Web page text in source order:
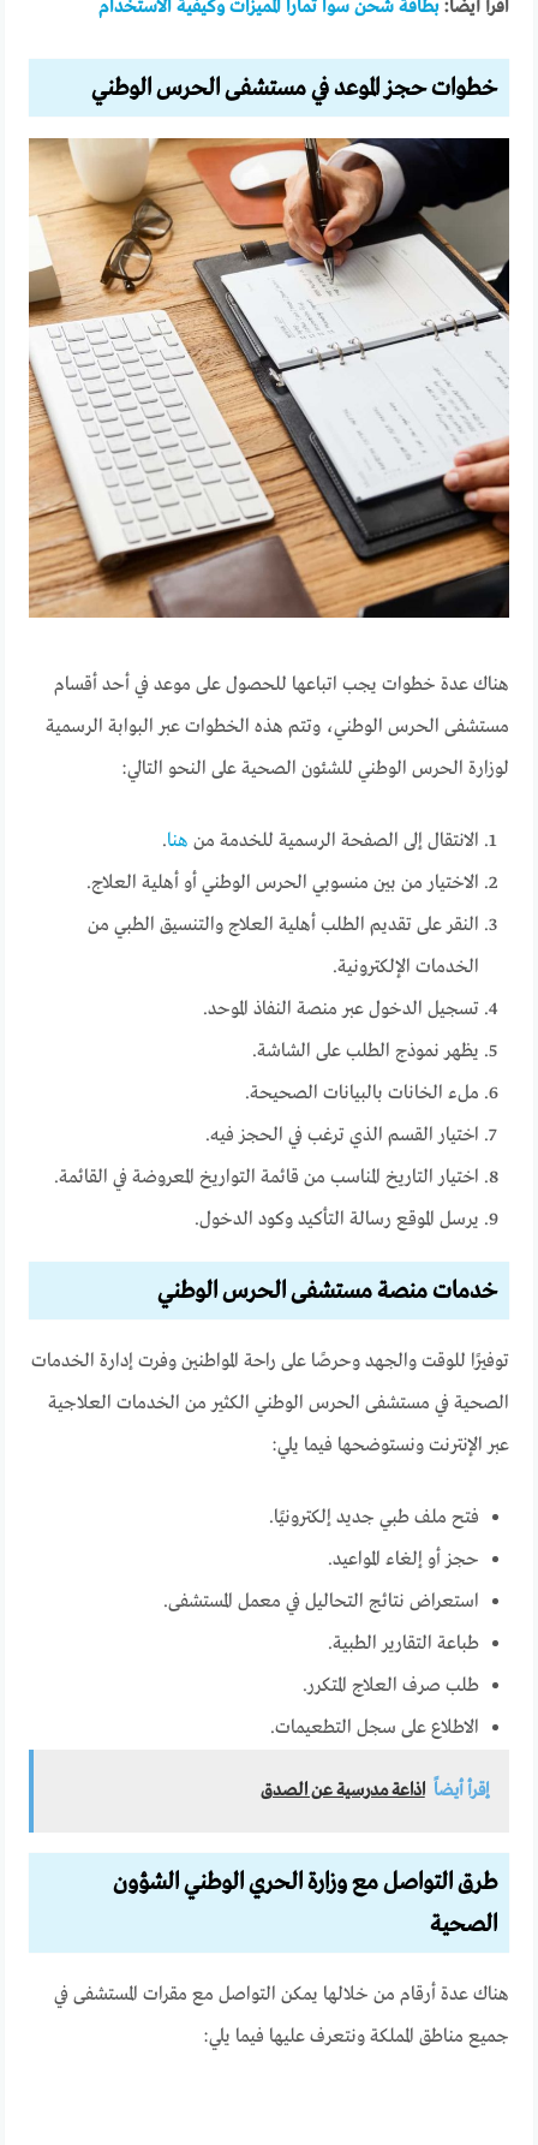
اقرأ أيضًا:بطاقة شحن سوا تمارا المميزات وكيفية الاستخدام
خطوات حجز الموعد في مستشفى الحرس الوطني
هناك عدة خطوات يجب اتباعها للحصول على موعد في أحد أقسام
مستشفى الحرس الوطني، وتتم هذه الخطوات عبر البوابة الرسمية
لوزارة الحرس الوطني للشئون الصحية على النحو التالي:
الانتقال إلى الصفحة الرسمية للخدمة من هنـــــــــا.
الاختيار من بين منسوبي الحرس الوطني أو أهلية العلاج.
النقر على تقديم الطلب أهلية العلاج والتنسيق الطبي من
الخدمات الإلكترونية.
تسجيل الدخول عبر منصة النفاذ الموحد.
يظهر نموذج الطلب على الشاشة.
ملء الخانات بالبيانات الصحيحة.
اختيار القسم الذي ترغب في الحجز فيه.
اختيار التاريخ المناسب من قائمة التواريخ المعروضة في القائمة.
يرسل الموقع رسالة التأكيد وكود الدخول.
خدمات منصة مستشفى الحرس الوطني
توفيرًا للوقت والجهد وحرصًا على راحة المواطنين وفرت إدارة الخدمات
الصحية في مستشفى الحرس الوطني الكثير من الخدمات العلاجية
عبر الإنترنت ونستوضحها فيما يلي:
فتح ملف طبي جديد إلكترونيًا.
حجز أو إلغاء المواعيد.
استعراض نتائج التحاليل في معمل المستشفى.
طباعة التقارير الطبية.
طلب صرف العلاج المتكرر.
الاطلاع على سجل التطعيمات.
إقرأ أيضاً اذاعة مدرسية عن الصدق
طرق التواصل مع وزارة الحري الوطني الشؤون
الصحية
هناك عدة أرقام من خلالها يمكن التواصل مع مقرات المستشفى في
جميع مناطق المملكة ونتعرف عليها فيما يلي: